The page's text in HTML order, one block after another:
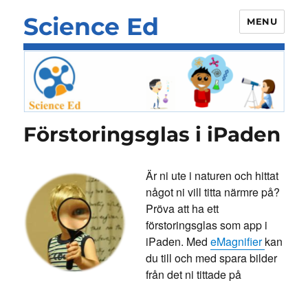
Science Ed MENU
Förstoringsglas i iPaden
Är ni ute i naturen och hittat
något ni vill titta närmre på?
Pröva att ha ett
förstoringsglas som app i
iPaden. MedeMagnifierkan
du till och med spara bilder
från det ni tittade på